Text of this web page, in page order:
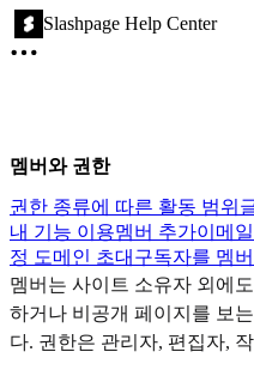
Slashpage Help Center
멤버와 권한
권한 종류에 따른 활동 범위
내 기능 이용멤버 추가이메
정 도메인 초대 구독자를 멤
멤버는 사이트 소유자 외에
하거나 비공개 페이지를 보
다. 권한은 관리자, 편집자,